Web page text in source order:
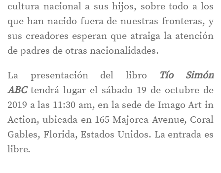
cultura nacional a sus hijos, sobre todo a los
que han nacido fuera de nuestras fronteras, y
sus creadores esperan que atraiga la atención
de padres de otras nacionalidades.
La presentación del libro
Tío Simón
ABCtendrá lugar el sábado 19 de octubre de
2019 a las 11:30 am, en la sede de Imago Art in
Action, ubicada en 165 Majorca Avenue, Coral
Gables, Florida, Estados Unidos. La entrada es
libre.